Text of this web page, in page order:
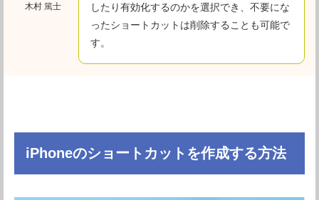
木村 篤士
したり有効化するのかを選択でき、不要にな
ったショートカットは削除することも可能で
す。
iPhoneのショートカットを作成する方法